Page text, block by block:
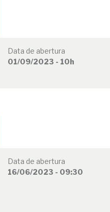
Data de abertura
01/09/2023 - 10h
Data de abertura
16/06/2023 - 09:30